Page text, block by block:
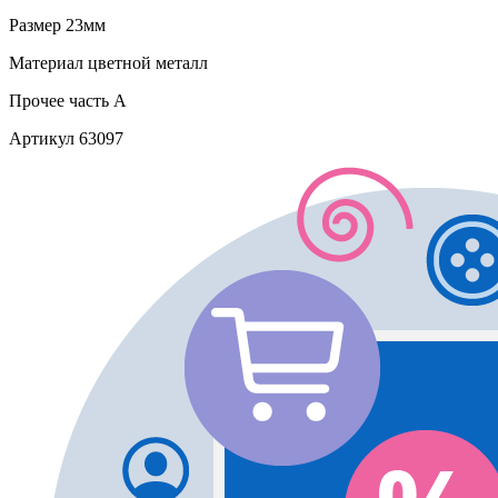
Размер 23мм
Материал цветной металл
Прочее часть A
Артикул 63097